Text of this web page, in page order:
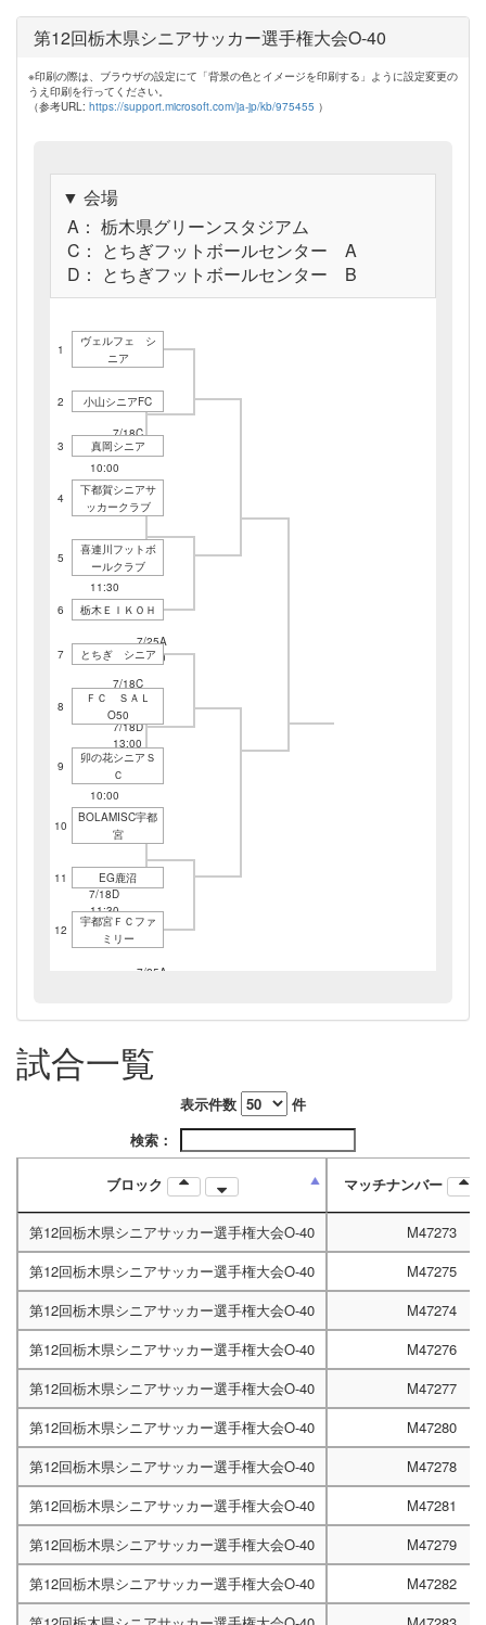
第12回栃木県シニアサッカー選手権大会O-40
※印刷の際は、ブラウザの設定にて「背景の色とイメージを印刷する」ように設定変更の
うえ印刷を行ってください。
（参考URL: https://support.microsoft.com/ja-jp/kb/975455 ）
▼ 会場
A： 栃木県グリーンスタジアム
C： とちぎフットボールセンター A
D： とちぎフットボールセンター B
1
ヴェルフェ シ
ニア
7/18C
13:00
2 小山シニアFC
7/18C
10:00
3 真岡シニア
7/25A
10:00
4
下都賀シニアサ
ッカークラブ
7/18C
11:30
5
喜連川フットボ
ールクラブ
7/18C
14:30
6 栃木ＥＩＫＯＨ
7 とちぎ シニア
7/18D
13:00
8
ＦＣ ＳＡＬ
O50
7/18D
10:00
9
卯の花シニアＳ
Ｃ
7/25A
10
BOLAMISC宇都
宮
7/18D
11:30
11 EG鹿沼
12
宇都宮ＦＣファ
ミリー
試合一覧
表示件数
件
検索：
ブロック マッチナンバー
第12回栃木県シニアサッカー選手権大会O-40
M47273
第12回栃木県シニアサッカー選手権大会O-40
M47275
第12回栃木県シニアサッカー選手権大会O-40
M47274
第12回栃木県シニアサッカー選手権大会O-40
M47276
第12回栃木県シニアサッカー選手権大会O-40
M47277
第12回栃木県シニアサッカー選手権大会O-40
M47280
第12回栃木県シニアサッカー選手権大会O-40
M47278
第12回栃木県シニアサッカー選手権大会O-40
M47281
第12回栃木県シニアサッカー選手権大会O-40
M47279
第12回栃木県シニアサッカー選手権大会O-40
M47282